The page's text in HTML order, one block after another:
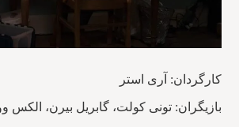
کارگردان: آری استر
بازیگران: تونی کولت، گابریل بیرن، الکس